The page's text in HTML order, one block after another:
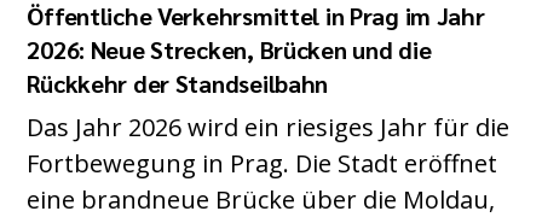
Öffentliche Verkehrsmittel in Prag im Jahr
2026: Neue Strecken, Brücken und die
Rückkehr der Standseilbahn
Das Jahr 2026 wird ein riesiges Jahr für die
Fortbewegung in Prag. Die Stadt eröffnet
eine brandneue Brücke über die Moldau,